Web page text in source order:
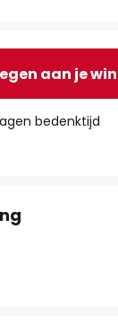
aan je
bedenktijd